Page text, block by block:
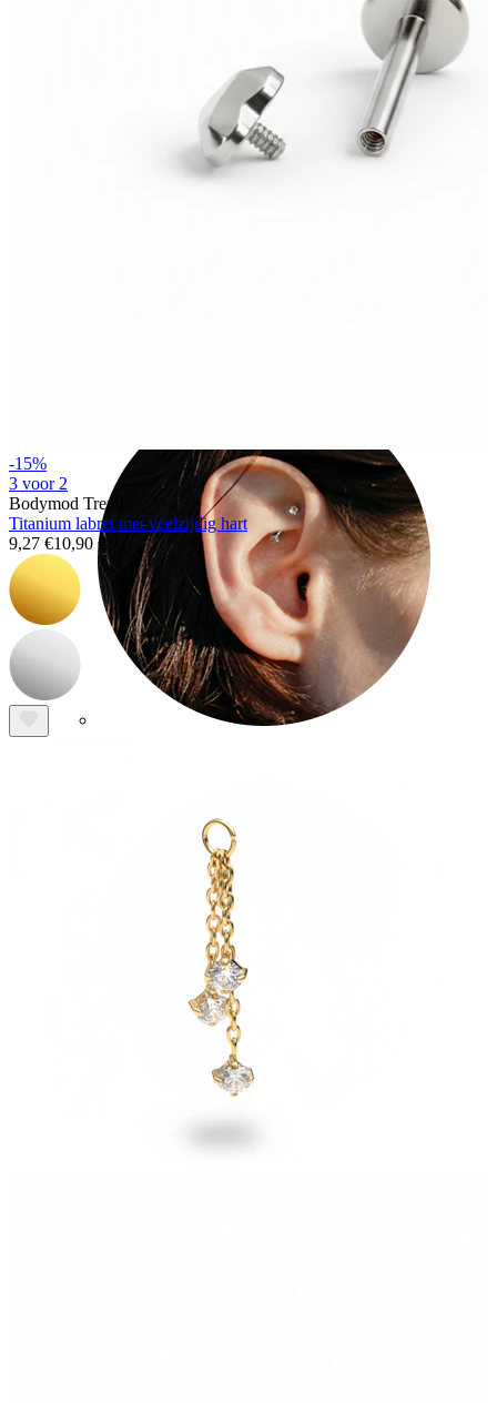
-15%
3 voor 2
Bodymod Trend
Titanium labret met veelzijdig hart
9,27 €10,90 €